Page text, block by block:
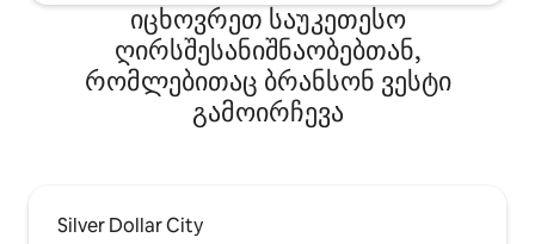
იცხოვრეთ საუკეთესო
ღირსშესანიშნაობებთან,
რომლებითაც ბრანსონ ვესტი
გამოირჩევა
Silver Dollar City